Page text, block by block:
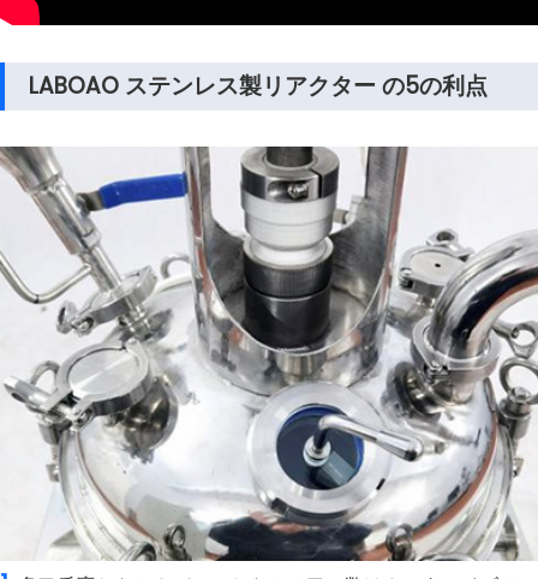
LABOAO ステンレス製リアクター の5の利点